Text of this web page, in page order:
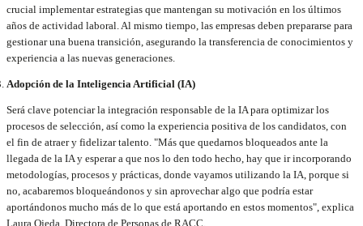
crucial implementar estrategias que mantengan su motivación en los últimos
años de actividad laboral. Al mismo tiempo, las empresas deben prepararse para
gestionar una buena transición, asegurando la transferencia de conocimientos y
experiencia a las nuevas generaciones.
Adopción de la Inteligencia Artificial (IA)
Será clave potenciar la integración responsable de la IA para optimizar los
procesos de selección, así como la experiencia positiva de los candidatos, con
el fin de atraer y fidelizar talento. "Más que quedarnos bloqueados ante la
llegada de la IA y esperar a que nos lo den todo hecho, hay que ir incorporando
metodologías, procesos y prácticas, donde vayamos utilizando la IA, porque si
no, acabaremos bloqueándonos y sin aprovechar algo que podría estar
aportándonos mucho más de lo que está aportando en estos momentos", explica
Laura Ojeda, Directora de Personas de RACC.